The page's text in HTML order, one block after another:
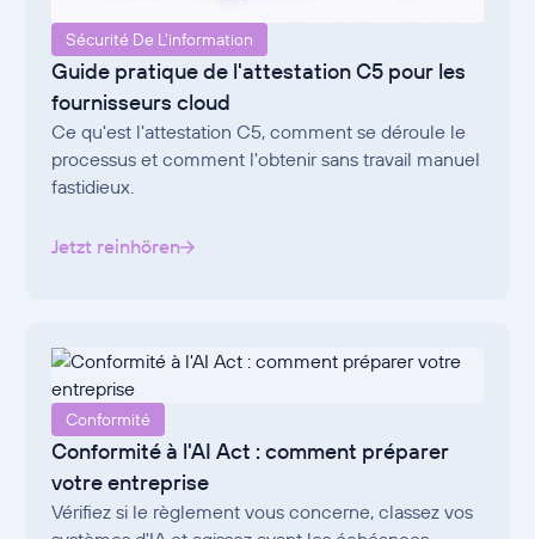
Sécurité De L'information
Guide pratique de l'attestation C5 pour les
fournisseurs cloud
Ce qu'est l'attestation C5, comment se déroule le
processus et comment l'obtenir sans travail manuel
fastidieux.
Jetzt reinhören
Conformité
Conformité à l'AI Act : comment préparer
votre entreprise
Vérifiez si le règlement vous concerne, classez vos